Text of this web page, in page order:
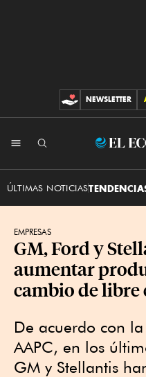
CONTRIBUCIONES
NEWSLETTER
ÚLTIMAS NOTICIAS
EMPRESAS
GM, Ford y
aumentar
cambio de libre
De acuerdo con
AAPC, en los
GM y Stellantis